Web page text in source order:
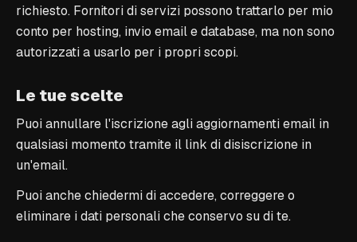
richiesto. Fornitori di servizi possono trattarlo per mio
conto per hosting, invio email e database, ma non sono
autorizzati a usarlo per i propri scopi.
Le tue scelte
Puoi annullare l'iscrizione agli aggiornamenti email in
qualsiasi momento tramite il link di disiscrizione in
un'email.
Puoi anche chiedermi di accedere, correggere o
eliminare i dati personali che conservo su di te.